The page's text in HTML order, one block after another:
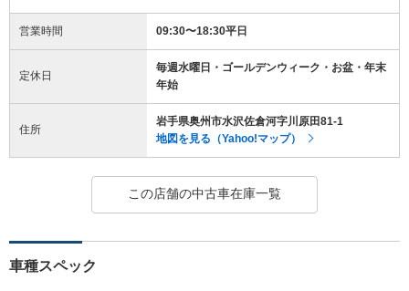
営業時間 09:30〜18:30平日
定休日
毎週水曜日・ゴールデンウィーク・お盆・年末
年始
住所
岩手県奥州市水沢佐倉河字川原田81-1
地図を見る（Yahoo!マップ）
この店舗の中古車在庫一覧
車種スペック